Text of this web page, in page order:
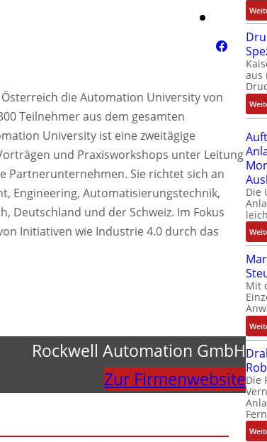
die Automation University von
Teilnehmer aus dem gesamten
University ist eine zweitägige
und Praxisworkshops unter Leitung
Partnerunternehmen. Sie richtet sich an
Engineering, Automatisierungstechnik,
Deutschland und der Schweiz. Im Fokus
Initiativen wie Industrie 4.0 durch das
Rockwell Automation GmbH
Zur Firmenwebsite
aus
Die
Mit
Die